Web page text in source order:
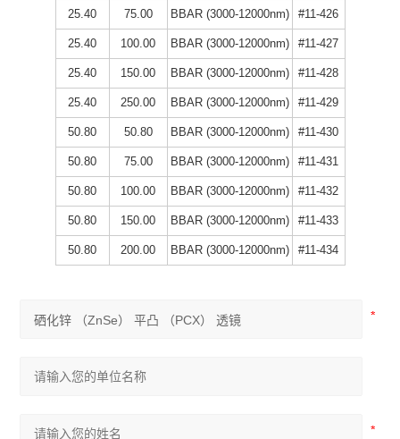
25.40 75.00 BBAR (3000-12000nm) #11-426
25.40 100.00 BBAR (3000-12000nm) #11-427
25.40 150.00 BBAR (3000-12000nm) #11-428
25.40 250.00 BBAR (3000-12000nm) #11-429
50.80 50.80 BBAR (3000-12000nm) #11-430
50.80 75.00 BBAR (3000-12000nm) #11-431
50.80 100.00 BBAR (3000-12000nm) #11-432
50.80 150.00 BBAR (3000-12000nm) #11-433
50.80 200.00 BBAR (3000-12000nm) #11-434